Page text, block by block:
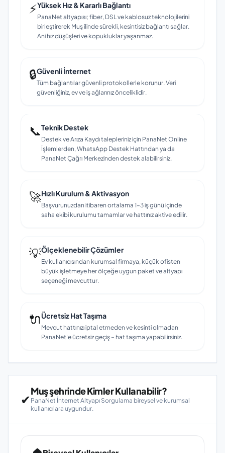
⚡Yüksek Hız & Kararlı Bağlantı
PanaNet altyapısı; fiber, DSL ve kablosuz teknolojilerini
birleştirerek Muş ilinde sürekli, kesintisiz bağlantı sağlar.
Ani hız düşüşleri ve kopukluklar yaşanmaz.
🔒Güvenli İnternet
Tüm bağlantılar güvenli protokollerle korunur. Veri
güvenliğiniz, ev ve iş ağlarınız önceliklidir.
📞Teknik Destek
Destek ve Arıza Kaydı talepleriniz için PanaNet Online
İşlemlerden, WhatsApp Destek Hattından ya da
PanaNet Çağrı Merkezinden destek alabilirsiniz.
🚀Hızlı Kurulum & Aktivasyon
Başvurunuzdan itibaren ortalama 1–3 iş günü içinde
saha ekibi kurulumu tamamlar ve hattınız aktive edilir.
💡Ölçeklenebilir Çözümler
Ev kullanıcısından kurumsal firmaya, küçük ofisten
büyük işletmeye her ölçeğe uygun paket ve altyapı
seçeneği mevcuttur.
🔌Ücretsiz Hat Taşıma
Mevcut hattınızı iptal etmeden ve kesinti olmadan
PanaNet'e ücretsiz geçiş – hat taşıma yapabilirsiniz.
✔
Muş şehrinde Kimler Kullanabilir?
PanaNet İnternet Altyapı Sorgulama bireysel ve kurumsal
kullanıcılara uygundur.